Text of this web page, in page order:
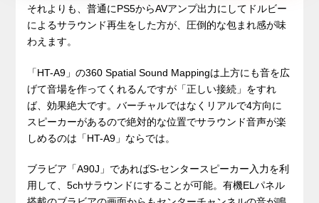
それよりも、普通にPS5からAVアンプ出力にしてドルビー
によるサラウンド再生をした方が、圧倒的な包まれ感が味
わえます。
「HT-A9」の360 Spatial Sound Mappingは上方にも音を広
げて音場を作ってくれるんですが「正しい接続」をすれ
ば、効果絶大です。バーチャルではなくリアルで4方向に
スピーカーがあるので絶対的な位置でサラウンド音声が楽
しめるのは「HT-A9」ならでは。
ブラビア「A90J」であればS-センタースピーカー入力を利
用して、5chサラウンドにすることが可能。有機ELパネル